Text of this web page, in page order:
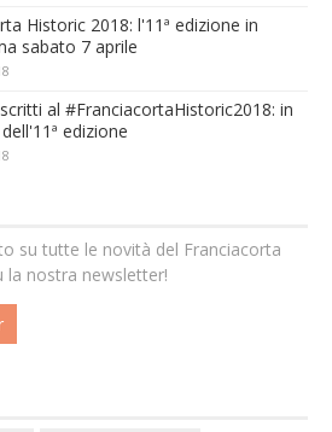
Historic 2018: l'11ª edizione in
sabato 7 aprile
al #FranciacortaHistoric2018: in
edizione
su tutte le novità del Franciacorta
la nostra newsletter!